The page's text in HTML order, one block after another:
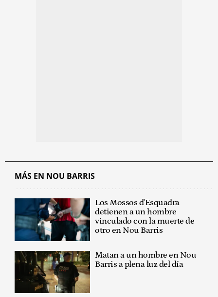
MÁS EN NOU BARRIS
Los Mossos d'Esquadra
detienen a un hombre
vinculado con la muerte de
otro en Nou Barris
Matan a un hombre en Nou
Barris a plena luz del día